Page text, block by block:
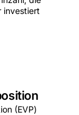
investiert
(EVP)